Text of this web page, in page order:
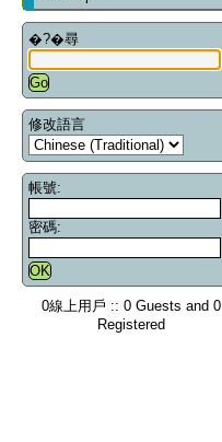
�?�尋
修改語言
帳號:
密碼:
0線上用戶 :: 0 Guests and 0
Registered